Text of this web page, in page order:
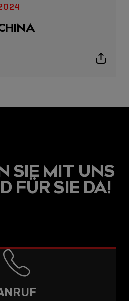
Show
SIE MIT UNS
FÜR SIE DA!